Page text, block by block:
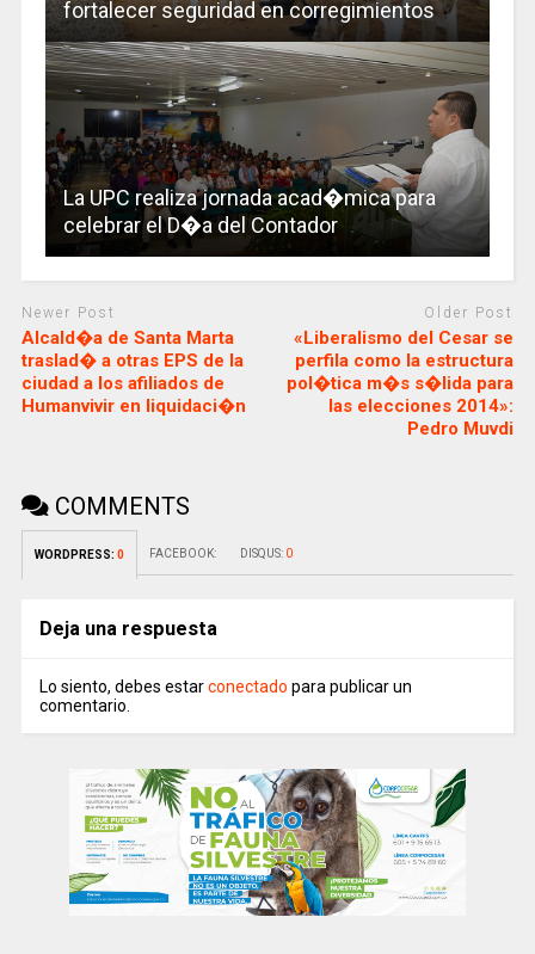
fortalecer seguridad en corregimientos
La UPC realiza jornada acad�mica para
celebrar el D�a del Contador
Newer Post
Alcald�a de Santa Marta
traslad� a otras EPS de la
ciudad a los afiliados de
Humanvivir en liquidaci�n
Older Post
«Liberalismo del Cesar se
perfila como la estructura
pol�tica m�s s�lida para
las elecciones 2014»:
Pedro Muvdi
COMMENTS
WORDPRESS: 0 FACEBOOK: DISQUS: 0
Deja una respuesta
Lo siento, debes estarconectado para publicar un
comentario.